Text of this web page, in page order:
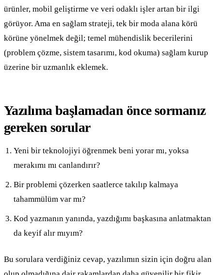
ürünler, mobil geliştirme ve veri odaklı işler artan bir ilgi
görüyor. Ama en sağlam strateji, tek bir moda alana körü
körüne yönelmek değil; temel mühendislik becerilerini
(problem çözme, sistem tasarımı, kod okuma) sağlam kurup
üzerine bir uzmanlık eklemek.
Yazılıma başlamadan önce sormanız
gereken sorular
Yeni bir teknolojiyi öğrenmek beni yorar mı, yoksa
merakımı mı canlandırır?
Bir problemi çözerken saatlerce takılıp kalmaya
tahammülüm var mı?
Kod yazmanın yanında, yazdığımı başkasına anlatmaktan
da keyif alır mıyım?
Bu sorulara verdiğiniz cevap, yazılımın sizin için doğru alan